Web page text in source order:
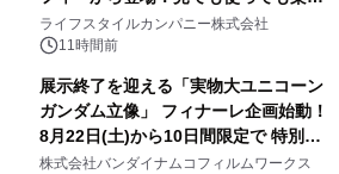
い、ポップでキュートなコレクショ
ン。
ライフスタイルカンパニー株式会社
11時間前
展示終了を迎える「実物大ユニコーン
ガンダム立像」 フィナーレ企画始動！
8月22日(土)から10日間限定で 特別映
像『UNICORN GUNDAM Statue ―
株式会社バンダイナムコフィルムワークス